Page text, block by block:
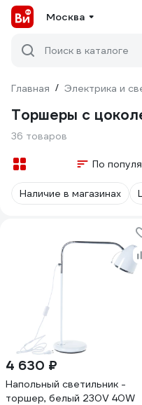
Москва
Поиск в каталоге
Главная / Электрика и
Торшеры с
36 товаров
По
Наличие в магазинах
4 630 ₽
Напольный светильник -
торшер, белый 230V 40W